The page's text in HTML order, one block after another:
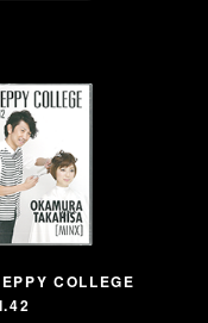
COLLEGE